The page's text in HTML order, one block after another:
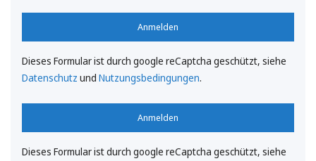
Anmelden
Dieses Formular ist durch google reCaptcha geschützt, siehe
Datenschutz und Nutzungsbedingungen.
Anmelden
Dieses Formular ist durch google reCaptcha geschützt, siehe